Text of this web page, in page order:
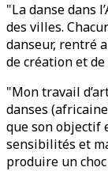
"La danse dans
des villes.
danseur, rentré
de création et
"Mon travail
danses
que son objectif
sensibilités et
produire un